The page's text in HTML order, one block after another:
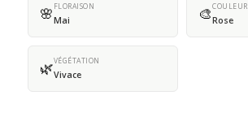
🌸 FLORAISON
Mai 🎨COULEUR
Rose
🌿VÉGÉTATION
Vivace